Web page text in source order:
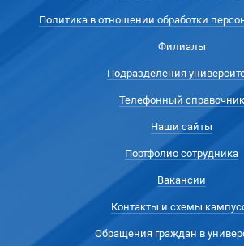
Политика в отношении обработки
Филиалы
Подразделения
Телефонный справочник
Наши сайты
Портфолио сотрудника
Вакансии
Контакты и схемы
Обращения граждан в